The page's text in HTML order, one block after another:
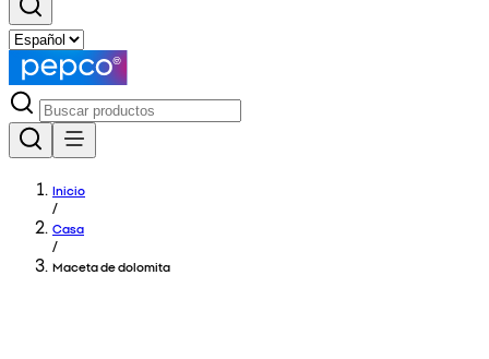
Inicio
/
Casa
/
Maceta de dolomita